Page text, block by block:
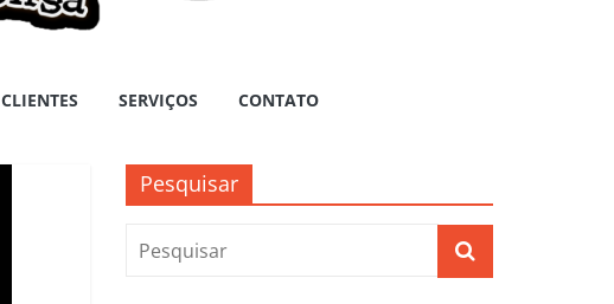
CLIENTES SERVIÇOS CONTATO
Pesquisar